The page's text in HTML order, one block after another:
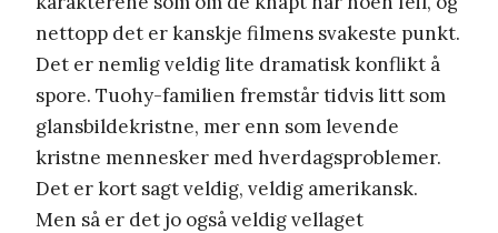
nettopp det er kanskje filmens svakeste punkt.
Det er nemlig veldig lite dramatisk konflikt å
spore. Tuohy-familien fremstår tidvis litt som
glansbildekristne, mer enn som levende
kristne mennesker med hverdagsproblemer.
Det er kort sagt veldig, veldig amerikansk.
Men så er det jo også veldig vellaget